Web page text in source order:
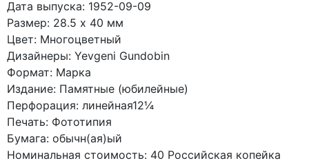
Дата выпуска: 1952-09-09
Размер: 28.5 x 40 мм
Цвет: Многоцветный
Дизайнеры: Yevgeni Gundobin
Формат: Марка
Издание: Памятные (юбилейные)
Перфорация: линейная12¼
Печать: Фототипия
Бумага: обычн(ая)ый
Номинальная стоимость: 40 Российская копейка